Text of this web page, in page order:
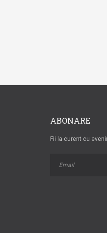
ABONARE
Fii la curent cu